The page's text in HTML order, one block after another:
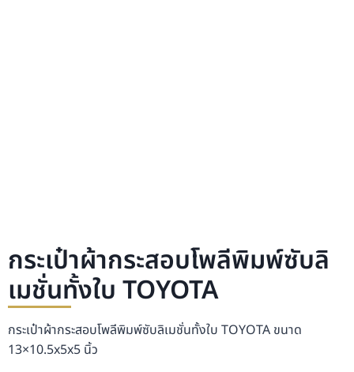
กระเป๋าผ้ากระสอบโพลีพิมพ์ซับลิ
เมชั่นทั้งใบ TOYOTA
กระเป๋าผ้ากระสอบโพลีพิมพ์ซับลิเมชั่นทั้งใบ TOYOTA ขนาด
13×10.5x5x5 นิ้ว